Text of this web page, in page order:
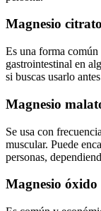
Magnesio citrato
Es una forma común
gastrointestinal en
si buscas usarlo
Magnesio
Se usa con
muscular. Puede
personas,
Magnesio óxido